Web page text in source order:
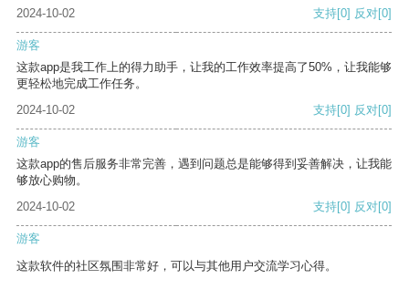
2024-10-02
支持[0] 反对[0]
游客
这款app是我工作上的得力助手，让我的工作效率提高了50%，让我能够
更轻松地完成工作任务。
2024-10-02
支持[0] 反对[0]
游客
这款app的售后服务非常完善，遇到问题总是能够得到妥善解决，让我能
够放心购物。
2024-10-02
支持[0] 反对[0]
游客
这款软件的社区氛围非常好，可以与其他用户交流学习心得。